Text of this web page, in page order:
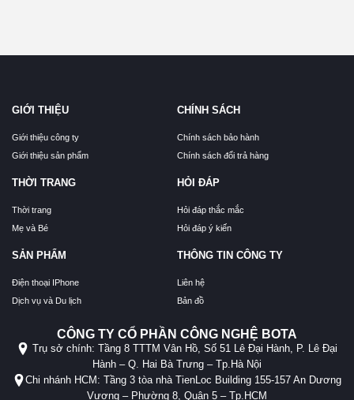
GIỚI THIỆU
Giới thiệu công ty
Giới thiệu sản phẩm
CHÍNH SÁCH
Chính sách bảo hành
Chính sách đổi trả hàng
THỜI TRANG
Thời trang
Mẹ và Bé
HỎI ĐÁP
Hỏi đáp thắc mắc
Hỏi đáp ý kiến
SẢN PHẨM
Điện thoại IPhone
Dịch vụ và Du lịch
THÔNG TIN CÔNG TY
Liên hệ
Bản đồ
CÔNG TY CỔ PHẦN CÔNG NGHỆ BOTA
Trụ sở chính: Tầng 8 TTTM Vân Hồ, Số 51 Lê Đại Hành, P. Lê Đại
Hành – Q. Hai Bà Trưng – Tp.Hà Nội
Chi nhánh HCM: Tầng 3 tòa nhà TienLoc Building 155-157 An Dương
Vương – Phường 8, Quận 5 – Tp.HCM